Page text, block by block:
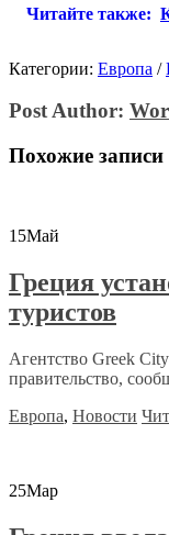
Читайте также:
Категории: Европа /
Post Author:
Похожие записи
15Май
Греция
туристов
Агентство Greek
правительство,
Европа, Новости
25Мар